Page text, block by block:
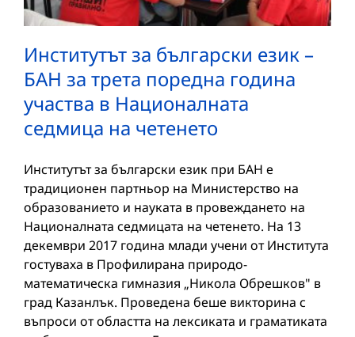
Институтът за български език –
БАН за трета поредна година
участва в Националната
седмица на четенето
Институтът за български език при БАН е
традиционен партньор на Министерство на
образованието и науката в провеждането на
Националната седмицата на четенето. На 13
декември 2017 година млади учени от Института
гостуваха в Профилирана природо-
математическа гимназия „Никола Обрешков" в
град Казанлък. Проведена беше викторина с
въпроси от областта на лексиката и граматиката